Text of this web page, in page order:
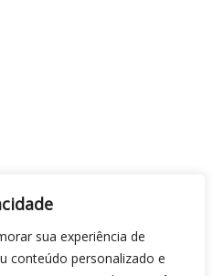
sua experiência de
conteúdo personalizado e